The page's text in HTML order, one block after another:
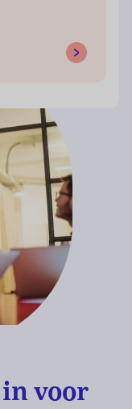
in voor